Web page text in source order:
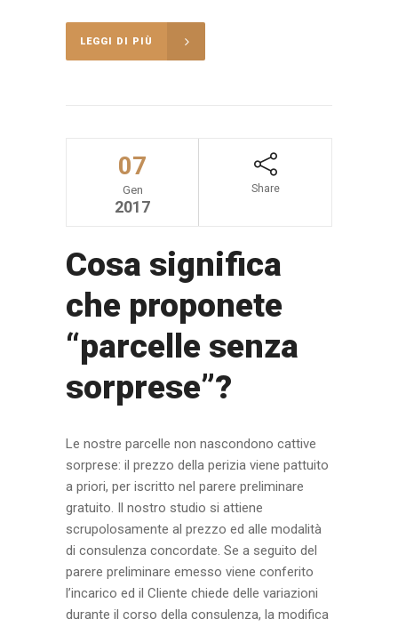
LEGGI DI PIÙ
07
Gen
2017
Share
Cosa significa
che proponete
“parcelle senza
sorprese”?
Le nostre parcelle non nascondono cattive
sorprese: il prezzo della perizia viene pattuito
a priori, per iscritto nel parere preliminare
gratuito. Il nostro studio si attiene
scrupolosamente al prezzo ed alle modalità
di consulenza concordate. Se a seguito del
parere preliminare emesso viene conferito
l’incarico ed il Cliente chiede delle variazioni
durante il corso della consulenza, la modifica